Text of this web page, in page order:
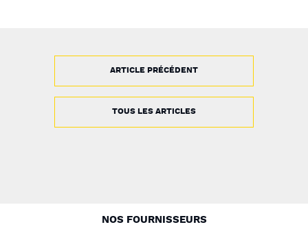
ARTICLE PRÉCÉDENT
TOUS LES ARTICLES
NAVIGATIONNOS FOURNISSEURS